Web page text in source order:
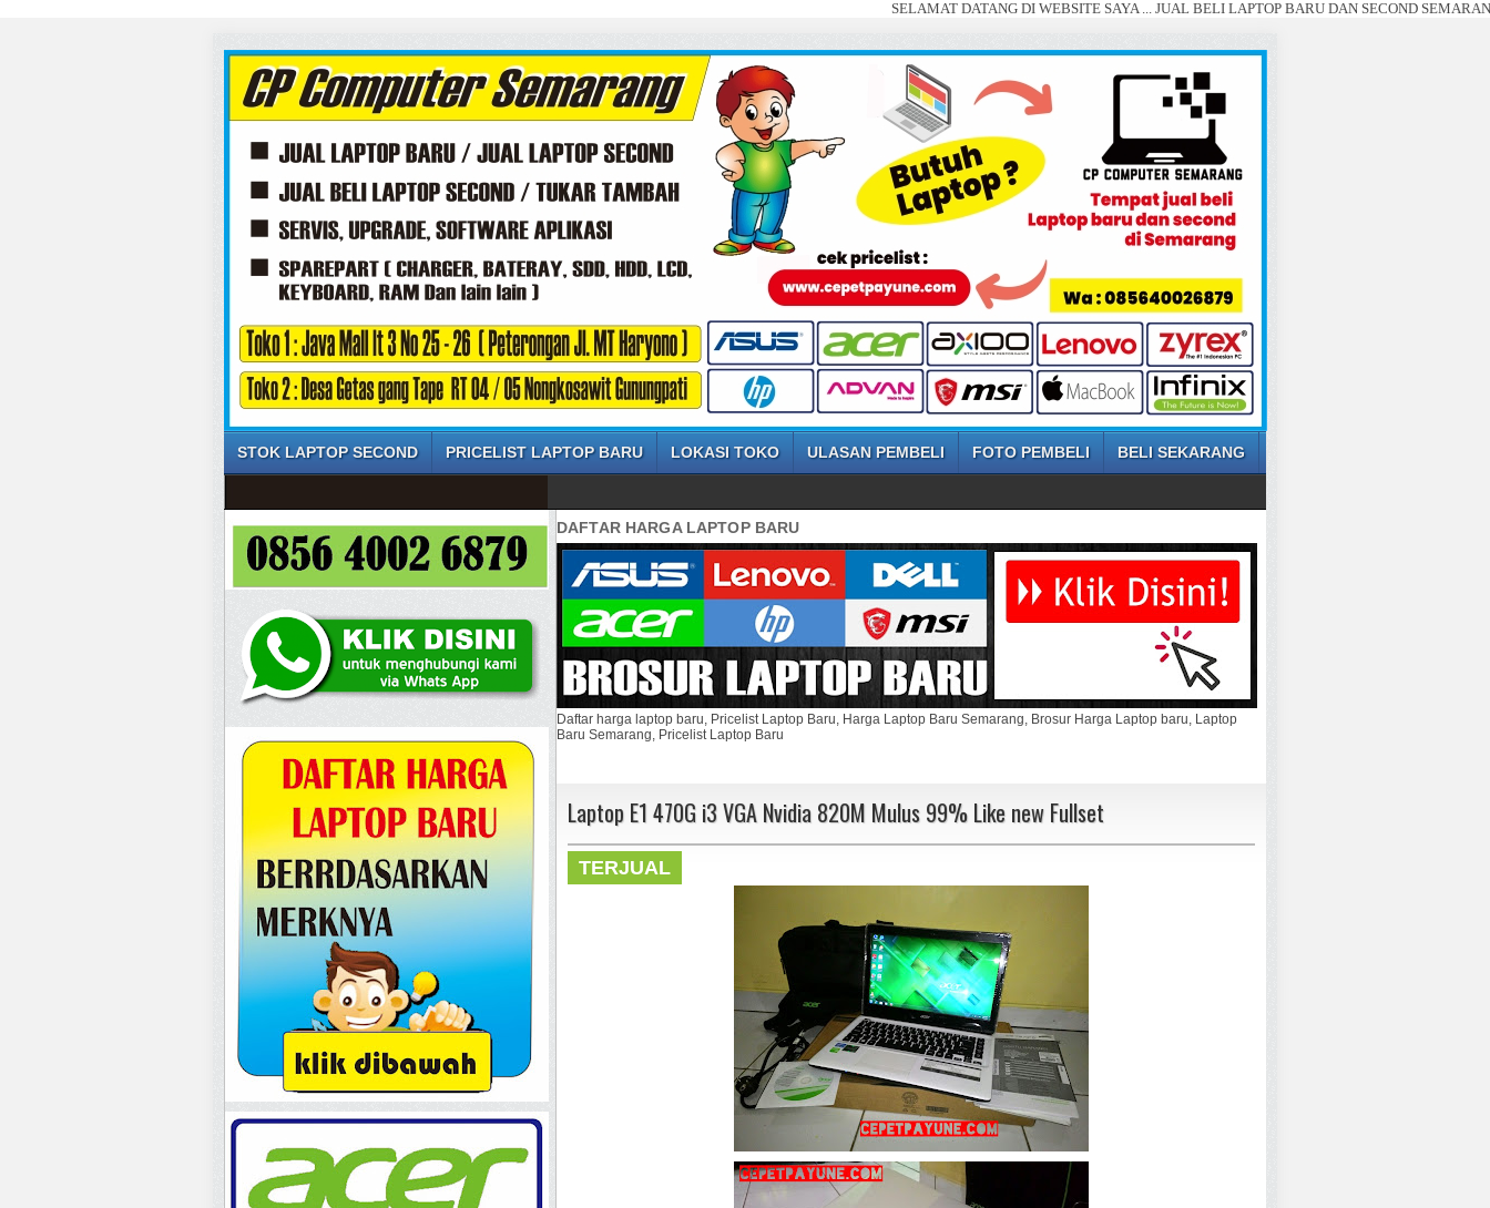
SELAMAT DATANG DI WEBSITE SAYA ... JUAL BELI LAPTOP BARU DAN SECOND SEMARANG ...
STOK LAPTOP SECOND PRICELIST LAPTOP BARU LOKASI TOKO ULASAN PEMBELI FOTO PEMBELI BELI SEKARANG
DAFTAR HARGA LAPTOP BARU
Daftar harga laptop baru, Pricelist Laptop Baru, Harga Laptop Baru Semarang, Brosur Harga Laptop baru, Laptop
Baru Semarang, Pricelist Laptop Baru
Laptop E1 470G i3 VGA Nvidia 820M Mulus 99% Like new Fullset
TERJUAL